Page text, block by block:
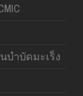
บำบัดมะเร็ง